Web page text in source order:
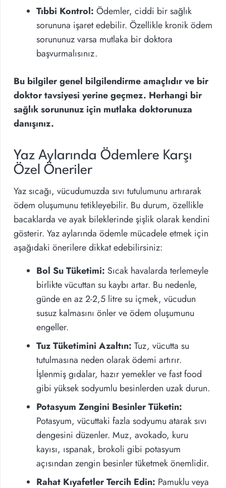
Tıbbi Kontrol: Ödemler, ciddi bir sağlık
sorununa işaret edebilir. Özellikle kronik ödem
sorununuz varsa mutlaka bir doktora
başvurmalısınız.
Bu bilgiler genel bilgilendirme amaçlıdır ve bir
doktor tavsiyesi yerine geçmez. Herhangi bir
sağlık sorununuz için mutlaka doktorunuza
danışınız.
Yaz Aylarında Ödemlere Karşı
Özel Öneriler
Yaz sıcağı, vücudumuzda sıvı tutulumunu artırarak
ödem oluşumunu tetikleyebilir. Bu durum, özellikle
bacaklarda ve ayak bileklerinde şişlik olarak kendini
gösterir. Yaz aylarında ödemle mücadele etmek için
aşağıdaki önerilere dikkat edebilirsiniz:
Bol Su Tüketimi: Sıcak havalarda terlemeyle
birlikte vücuttan su kaybı artar. Bu nedenle,
günde en az 2-2,5 litre su içmek, vücudun
susuz kalmasını önler ve ödem oluşumunu
engeller.
Tuz Tüketimini Azaltın: Tuz, vücutta su
tutulmasına neden olarak ödemi artırır.
İşlenmiş gıdalar, hazır yemekler ve fast food
gibi yüksek sodyumlu besinlerden uzak durun.
Potasyum Zengini Besinler Tüketin:
Potasyum, vücuttaki fazla sodyumu atarak sıvı
dengesini düzenler. Muz, avokado, kuru
kayısı, ıspanak, brokoli gibi potasyum
açısından zengin besinler tüketmek önemlidir.
Rahat Kıyafetler Tercih Edin: Pamuklu veya